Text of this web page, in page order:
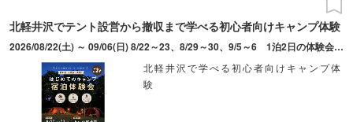
北軽井沢でテント設営から撤収まで学べる初心者向けキャンプ体験
2026/08/22(土) ～ 09/06(日) 8/22～23、8/29～30、9/5～6 1泊2日の体験会。各日13:00開始、翌12:00頃終了予定。
北軽井沢で学べる初心者向けキャンプ体
験